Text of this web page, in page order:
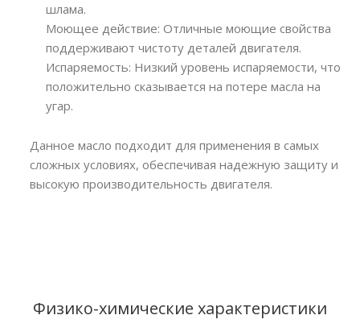
шлама.
Моющее действие: Отличные моющие свойства
поддерживают чистоту деталей двигателя.
Испаряемость: Низкий уровень испаряемости, что
положительно сказывается на потере масла на
угар.
Данное масло подходит для применения в самых
сложных условиях, обеспечивая надежную защиту и
высокую производительность двигателя.
Физико-химические характеристики